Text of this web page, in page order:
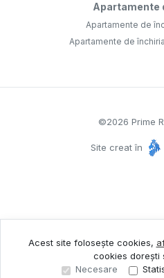
Apartamente
Apartamente de
Apartamente de
©2026 Prime
Site creat în
Acest site folosește cookies,
cookies dorești
Necesare